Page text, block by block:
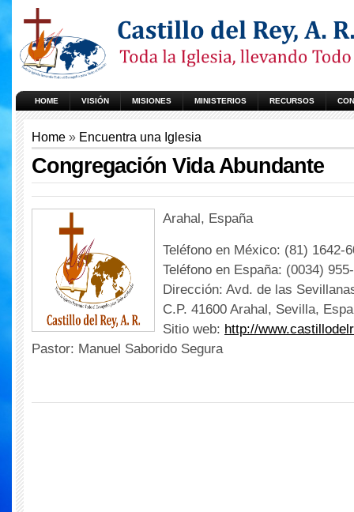
HOME VISIÓN MISIONES MINISTERIOS RECURSOS
Home » Encuentra una Iglesia
Congregación Vida Abundante
Arahal, España
Teléfono en México: (81) 1642-
Teléfono en España: (0034)
Dirección: Avd. de las
C.P. 41600 Arahal, Sevilla,
Sitio web: http://
Pastor: Manuel Saborido Segura